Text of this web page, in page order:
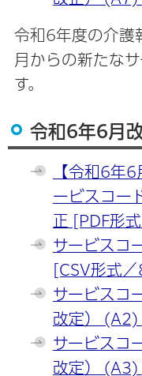
令和6年度の介護
月からの新たな
す。
令和6年6月
【令和6年
ービスコー
正 [PDF形
サービスコ
[CSV形式
サービスコ
改定） (A2)
サービスコ
改定） (A3)